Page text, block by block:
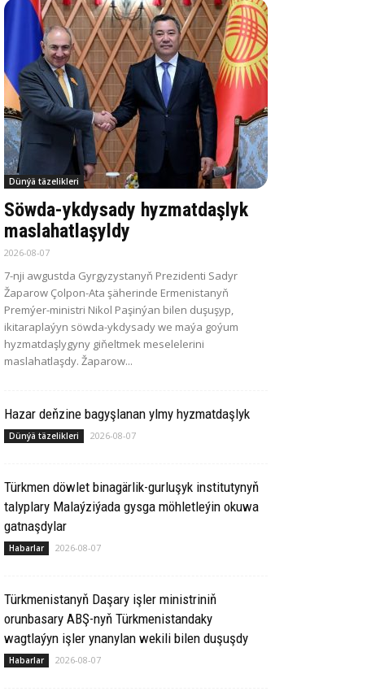
Dünýä täzelikleri
Söwda-ykdysady hyzmatdaşlyk
maslahatlaşyldy
2026-08-07
7-nji awgustda Gyrgyzystanyň Prezidenti Sadyr
Žaparow Çolpon-Ata şäherinde Ermenistanyň
Premýer-ministri Nikol Paşinýan bilen duşuşyp,
ikitaraplaýyn söwda-ykdysady we maýa goýum
hyzmatdaşlygyny giňeltmek meselelerini
maslahatlaşdy. Žaparow...
Hazar deňzine bagyşlanan ylmy hyzmatdaşlyk
Dünýä täzelikleri 2026-08-07
Türkmen döwlet binagärlik-gurluşyk institutynyň
talyplary Malaýziýada gysga möhletleýin okuwa
gatnaşdylar
Habarlar 2026-08-07
Türkmenistanyň Daşary işler ministriniň
orunbasary ABŞ-nyň Türkmenistandaky
wagtlaýyn işler ynanylan wekili bilen duşuşdy
Habarlar 2026-08-07